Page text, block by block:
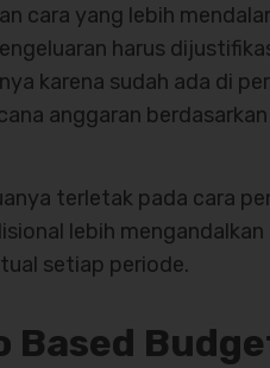
cara yang lebih
harus
karena sudah ada di
anggaran
terletak pada cara
lebih
setiap periode.
Based